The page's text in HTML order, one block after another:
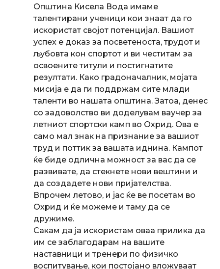
Општина Кисела Вода имаме
талентирани ученици кои знаат да го
искористат својот потенцијал. Вашиот
успех е доказ за посветеноста, трудот и
љубовта кон спортот и ви честитам за
освоените титули и постигнатите
резултати. Како градоначалник, мојата
мисија е да ги поддржам сите млади
таленти во нашата општина. Затоа, денес
со задоволство ви доделувам ваучер за
летниот спортски камп во Охрид. Ова е
само мал знак на признание за вашиот
труд и поттик за вашата иднина. Кампот
ќе биде одлична можност за вас да се
развивате, да стекнете нови вештини и
да создадете нови пријателства.
Впрочем летово, и јас ќе ве посетам во
Охрид и ќе можеме и таму да се
дружиме.
Сакам да ја искористам оваа прилика да
им се заблагодарам на вашите
наставници и тренери по физичко
воспитување, кои постојано вложуваат